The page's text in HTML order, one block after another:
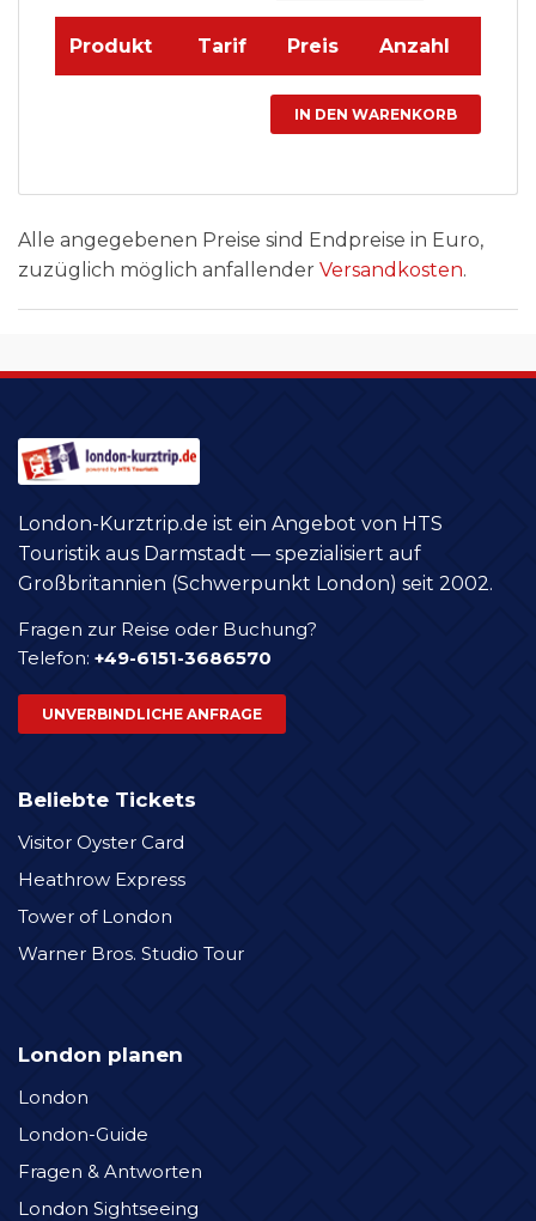
Produkt Tarif Preis Anzahl
Alle angegebenen Preise sind Endpreise in Euro,
zuzüglich möglich anfallender Versandkosten.
London-Kurztrip.de ist ein Angebot von HTS
Touristik aus Darmstadt — spezialisiert auf
Großbritannien (Schwerpunkt London) seit 2002.
Fragen zur Reise oder Buchung?
Telefon: +49-6151-3686570
UNVERBINDLICHE ANFRAGE
Beliebte Tickets
Visitor Oyster Card
Heathrow Express
Tower of London
Warner Bros. Studio Tour
London planen
London
London-Guide
Fragen & Antworten
London Sightseeing